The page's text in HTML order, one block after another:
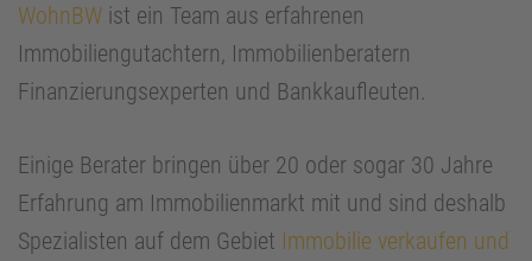
WohnBW ist ein Team aus erfahrenen
Immobiliengutachtern, Immobilienberatern
Finanzierungsexperten und Bankkaufleuten.
Einige Berater bringen über 20 oder sogar 30 Jahre
Erfahrung am Immobilienmarkt mit und sind deshalb
Spezialisten auf dem Gebiet Immobilie verkaufen und